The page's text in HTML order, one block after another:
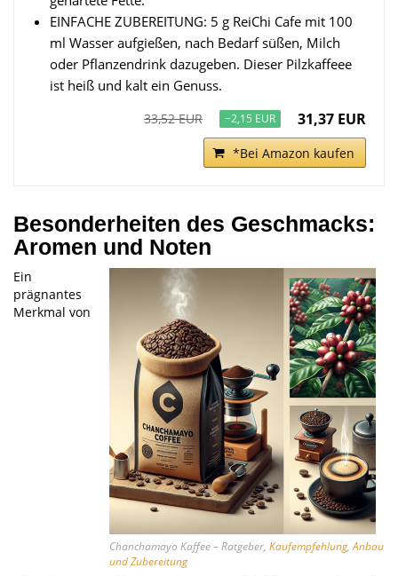
EINFACHE ZUBEREITUNG: 5 g ReiChi Cafe mit 100
ml Wasser aufgießen, nach Bedarf süßen, Milch
oder Pflanzendrink dazugeben. Dieser Pilzkaffeee
ist heiß und kalt ein Genuss.
33,52 EUR −2,15 EUR 31,37 EUR
*Bei Amazon kaufen
Besonderheiten des Geschmacks:
Aromen und Noten
Chanchamayo Kaffee – Ratgeber, Kaufempfehlung,Anbau
und Zubereitung
Ein
prägnantes
Merkmal von